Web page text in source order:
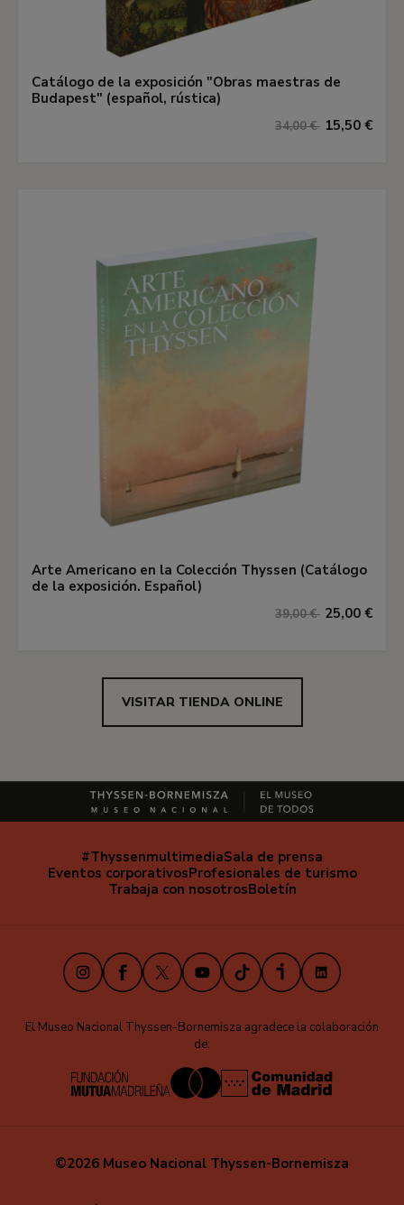
Catálogo de la exposición "Obras maestras de
Budapest" (español, rústica)
34,00 € 15,50 €
Arte Americano en la Colección Thyssen (Catálogo
de la exposición. Español)
39,00 € 25,00 €
VISITAR TIENDA ONLINE
Navegación
secundaria
#ThyssenmultimediaSala de prensa
Eventos corporativosProfesionales de turismo
Trabaja con nosotrosBoletín
InstagramFacebook
X YoutubeTikTokiVooxLinkedIn
El Museo Nacional Thyssen-Bornemisza agradece la colaboración
de:
©2026 Museo Nacional Thyssen-Bornemisza